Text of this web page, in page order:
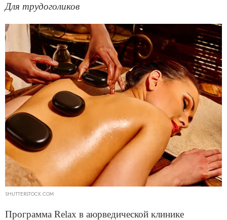
Для трудоголиков
SHUTTERSTOCK.COM
Программа Relax в аюрведической клинике